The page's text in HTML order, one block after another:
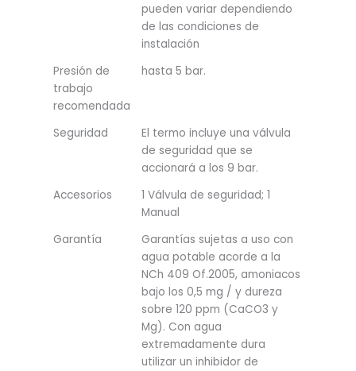
pueden variar dependiendo
de las condiciones de
instalación
Presión de
trabajo
recomendada
hasta 5 bar.
Seguridad
El termo incluye una válvula
de seguridad que se
accionará a los 9 bar.
Accesorios
1 Válvula de seguridad; 1
Manual
Garantía
Garantías sujetas a uso con
agua potable acorde a la
NCh 409 Of.2005, amoniacos
bajo los 0,5 mg / y dureza
sobre 120 ppm (CaCO3 y
Mg). Con agua
extremadamente dura
utilizar un inhibidor de